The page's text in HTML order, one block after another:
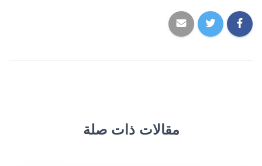
مقالات ذات صلة